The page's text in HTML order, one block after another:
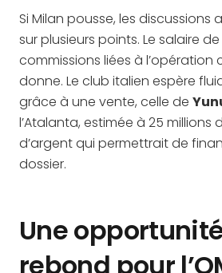
Si Milan pousse, les
sur plusieurs points. Le salaire
commissions liées à l’opération
donne. Le club italien espère
grâce à une vente, celle de
l’Atalanta, estimée à 25 millions
d’argent qui permettrait de
dossier.
Une
rebond pour